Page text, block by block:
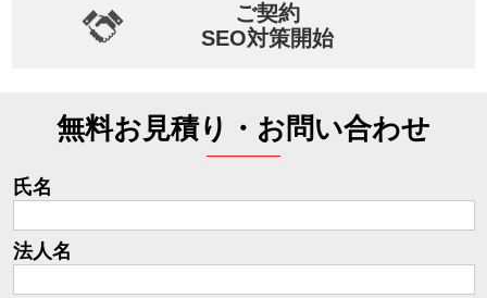
ご契約
SEO対策開始
無料お見積り・お問い合わせ
氏名
法人名